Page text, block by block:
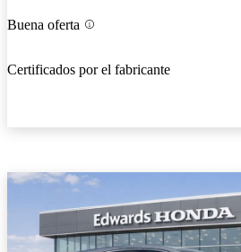
Buena oferta
Certificados por el fabricante